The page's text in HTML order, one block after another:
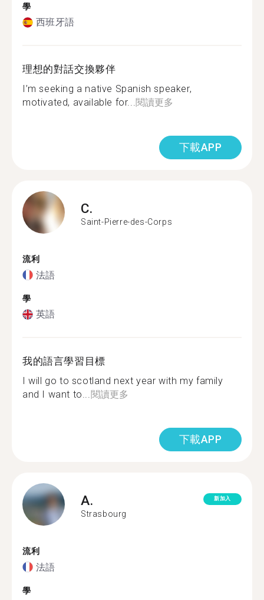
學
西班牙語
理想的對話交換夥伴
I’m seeking a native Spanish speaker,
motivated, available for...閱讀更多
下載APP
C.
Saint-Pierre-des-Corps
流利
法語
學
英語
我的語言學習目標
I will go to scotland next year with my family
and I want to...閱讀更多
下載APP
A.
Strasbourg
新加入
流利
法語
學